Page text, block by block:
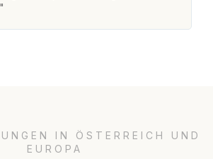
IN ÖSTERREICH UND
EUROPA